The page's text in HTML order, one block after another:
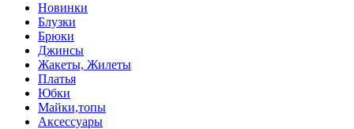
Новинки
Блузки
Брюки
Джинсы
Жакеты, Жилеты
Платья
Юбки
Майки,топы
Аксессуары